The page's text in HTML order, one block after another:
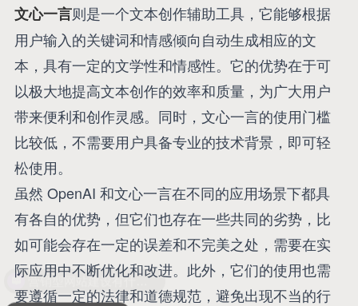
文心一言则是一个文本创作辅助工具，它能够根据
用户输入的关键词和情感倾向自动生成相应的文
本，具有一定的文学性和情感性。它的优势在于可
以极大地提高文本创作的效率和质量，为广大用户
带来便利和创作灵感。同时，文心一言的使用门槛
比较低，不需要用户具备专业的技术背景，即可轻
松使用。
虽然 OpenAI 和文心一言在不同的应用场景下都具
有各自的优势，但它们也存在一些共同的劣势，比
如可能会存在一定的误差和不完美之处，需要在实
际应用中不断优化和改进。此外，它们的使用也需
要遵循一定的法律和道德规范，避免出现不当的行
营销型网站建设有什么优势？